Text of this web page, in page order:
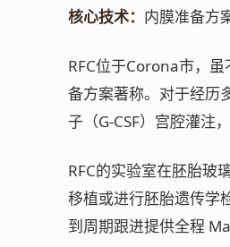
核心技术： 内膜准备方
RFC位于Corona市，
备方案著称。对于经历
子（G-CSF）宫腔灌注
RFC的实验室在胚胎玻
移植或进行胚胎遗传学
到周期跟进提供全程